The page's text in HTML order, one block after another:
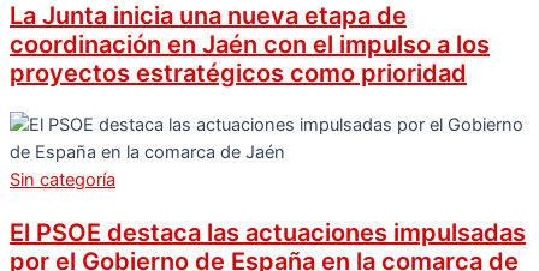
La Junta inicia una nueva etapa de
coordinación en Jaén con el impulso a los
proyectos estratégicos como prioridad
Sin categoría
El PSOE destaca las actuaciones impulsadas
por el Gobierno de España en la comarca de